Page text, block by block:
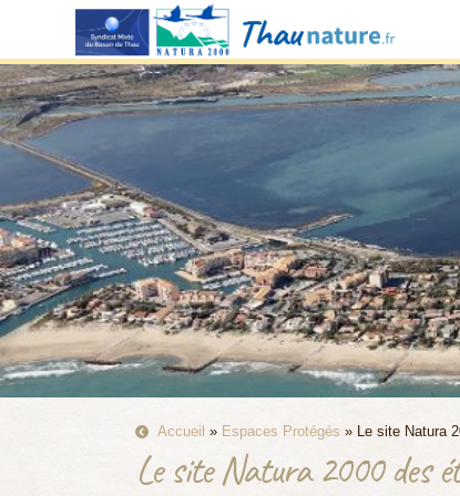
Accueil » Espaces Protégés » Le site Natura
Le site Natura 2000 des